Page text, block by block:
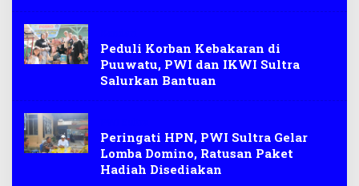
Peduli Korban Kebakaran di
Puuwatu, PWI dan IKWI Sultra
Salurkan Bantuan
Peringati HPN, PWI Sultra Gelar
Lomba Domino, Ratusan Paket
Hadiah Disediakan